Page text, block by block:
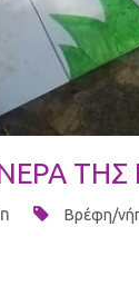
ΤΗΣ
Βρέφη/